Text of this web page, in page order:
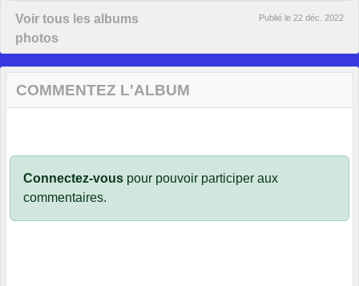
Voir tous les albums
photos
Publié le 22 déc. 2022
COMMENTEZ L'ALBUM
Connectez-vous pour pouvoir participer aux
commentaires.